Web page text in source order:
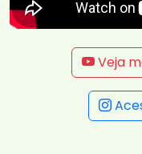
Veja